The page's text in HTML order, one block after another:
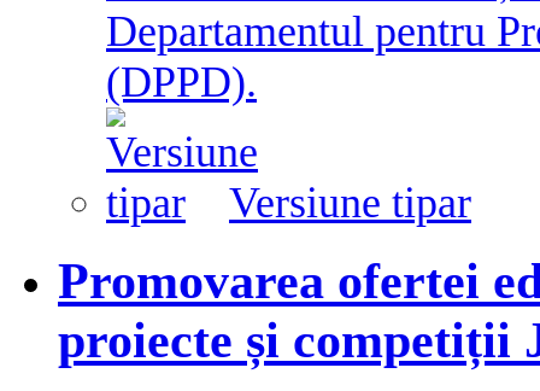
Departamentul pentru
(DPPD).
Versiune tipar
Promovarea ofertei
proiecte și competiții